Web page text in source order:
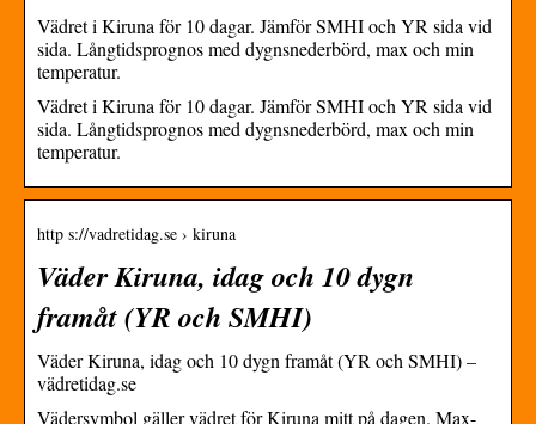
Vädret i Kiruna för 10 dagar. Jämför SMHI och YR sida vid
sida. Långtidsprognos med dygnsnederbörd, max och min
temperatur.
Vädret i Kiruna för 10 dagar. Jämför SMHI och YR sida vid
sida. Långtidsprognos med dygnsnederbörd, max och min
temperatur.
http s://vadretidag.se › kiruna
Väder Kiruna, idag och 10 dygn
framåt (YR och SMHI)
Väder Kiruna, idag och 10 dygn framåt (YR och SMHI) –
vädretidag.se
Vädersymbol gäller vädret för Kiruna mitt på dagen. Max-